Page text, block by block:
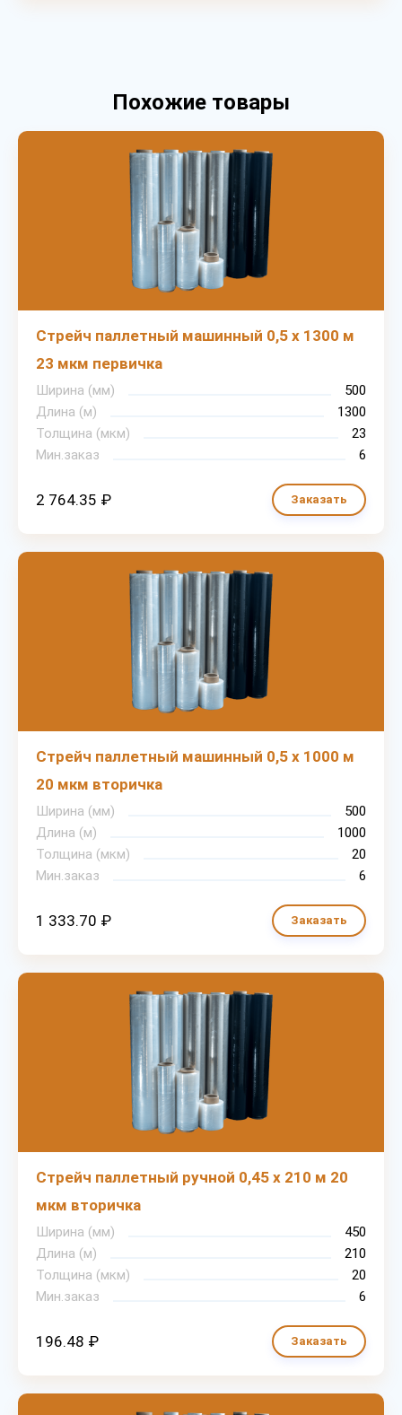
Похожие товары
Стрейч паллетный машинный 0,5 х 1300 м
23 мкм первичка
Ширина (мм)
500
Длина (м)
1300
Толщина (мкм)
23
Мин.заказ
6
2 764.35 ₽ Заказать
Стрейч паллетный машинный 0,5 х 1000 м
20 мкм вторичка
Ширина (мм)
500
Длина (м)
1000
Толщина (мкм)
20
Мин.заказ
6
1 333.70 ₽ Заказать
Стрейч паллетный ручной 0,45 х 210 м 20
мкм вторичка
Ширина (мм)
450
Длина (м)
210
Толщина (мкм)
20
Мин.заказ
6
196.48 ₽ Заказать